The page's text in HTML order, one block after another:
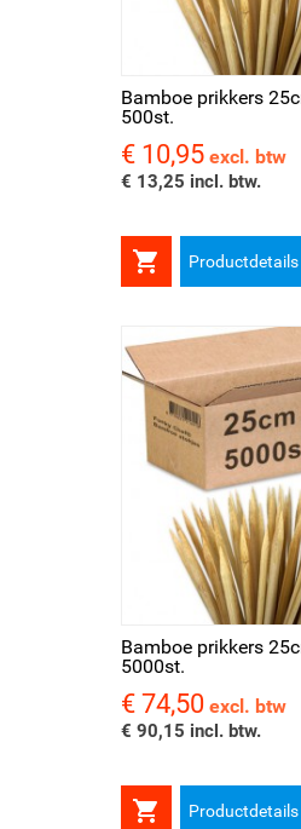
Bamboe prikkers
500st.
Prijs
€ 10,95 excl. btw
€ 13,25 incl. btw.
 Productdetails
Bamboe prikkers
5000st.
Prijs
€ 74,50 excl. btw
€ 90,15 incl. btw.
 Productdetails